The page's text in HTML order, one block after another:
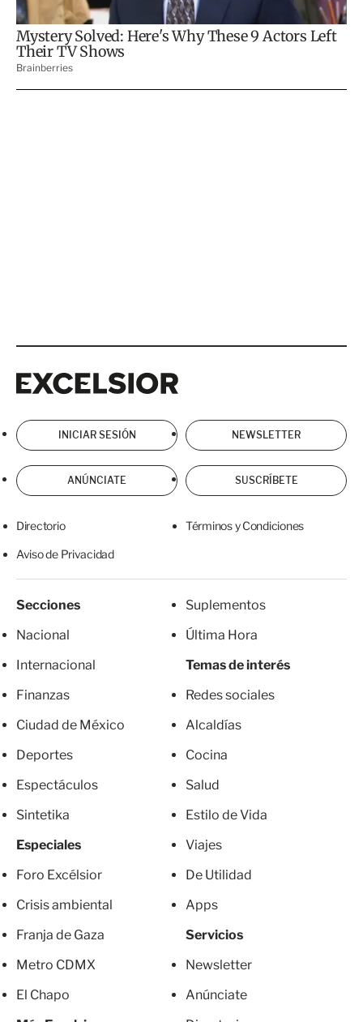
INICIAR SESIÓN NEWSLETTER
ANÚNCIATE SUSCRÍBETE
Directorio Términos y Condiciones
Aviso de Privacidad
Secciones
Nacional
Internacional
Finanzas
Ciudad de México
Deportes
Espectáculos
Sintetika
Especiales
Foro Excélsior
Crisis ambiental
Franja de Gaza
Metro CDMX
El Chapo
Suplementos
Última Hora
Temas de interés
Redes sociales
Alcaldías
Cocina
Salud
Estilo de Vida
Viajes
De Utilidad
Apps
Servicios
Newsletter
Anúnciate